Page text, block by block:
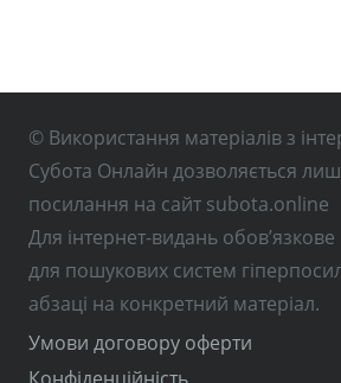
© Використання матеріалів з
Субота Онлайн дозволяється
посилання на сайт subota.online
Для інтернет-видань
для пошукових систем
абзаці на конкретний матеріал.
Умови договору оферти